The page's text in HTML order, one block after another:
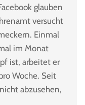
glauben
versucht
Einmal
im Monat
ist, arbeitet er
Woche. Seit
abzusehen,